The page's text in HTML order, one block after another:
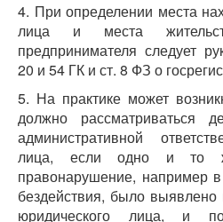
4. При определении места
лица и места
предпринимателя следует
20 и 54 ГК и ст. 8 ФЗ о
5. На практике может
должно рассматриваться
административной
лица, если одно и то
правонарушение, например
бездействия, было
юридического лица, и